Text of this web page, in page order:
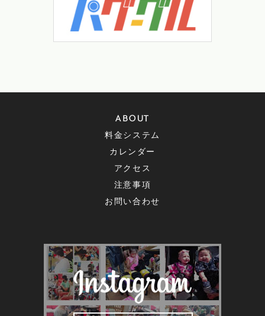
ABOUT
料金システム
カレンダー
アクセス
注意事項
お問い合わせ